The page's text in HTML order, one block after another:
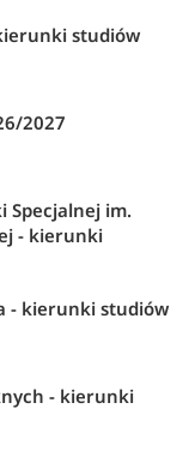
studiów
2027
Specjalnej im.
- kierunki
- kierunki studiów
- kierunki